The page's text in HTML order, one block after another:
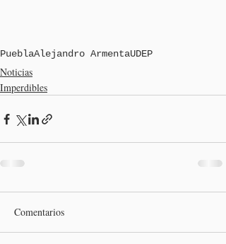
PueblaAlejandro ArmentaUDEP
Noticias
Imperdibles
Comentarios